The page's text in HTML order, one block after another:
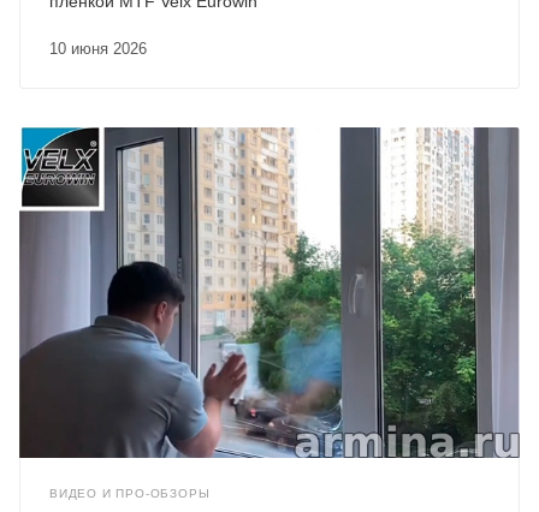
10 июня 2026
ВИДЕО И ПРО-ОБЗОРЫ